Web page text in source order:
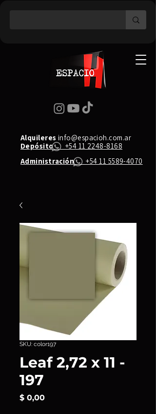
Depósito+54 11 2248-8168
Administración+54 11 5589-4070
Alquileres info@espacioh.com.ar
SKU: color197
Leaf 2,72 x 11 -
197
$ 0,00Precio